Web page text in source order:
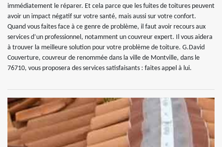
immédiatement le réparer. Et cela parce que les fuites de toitures peuvent
avoir un impact négatif sur votre santé, mais aussi sur votre confort.
Quand vous faites face à ce genre de problème, il faut avoir recours aux
services d’un professionnel, notamment un couvreur expert. Il vous aidera
à trouver la meilleure solution pour votre problème de toiture. G.David
Couverture, couvreur de renommée dans la ville de Montville, dans le
76710, vous proposera des services satisfaisants : faites appel à lui.